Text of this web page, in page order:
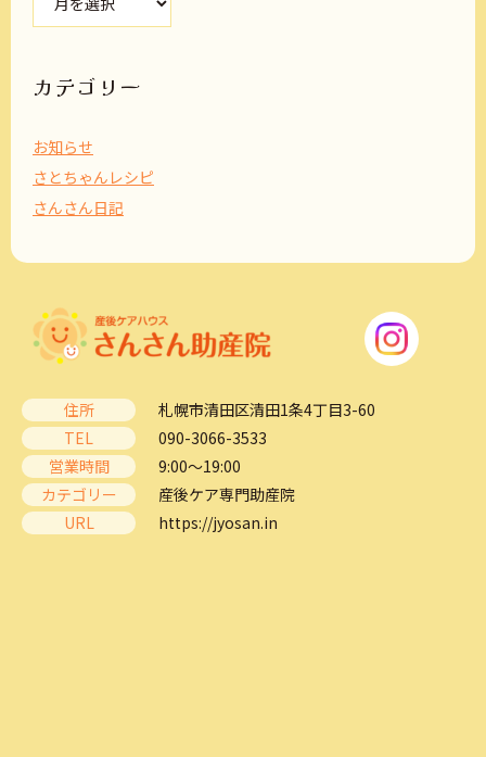
ブ
カテゴリー
お知らせ
さとちゃんレシピ
さんさん日記
住所
札幌市清田区清田1条4丁目3-60
TEL
090-3066-3533
営業時間
9:00～19:00
カテゴリー
産後ケア専門助産院
URL
https://jyosan.in